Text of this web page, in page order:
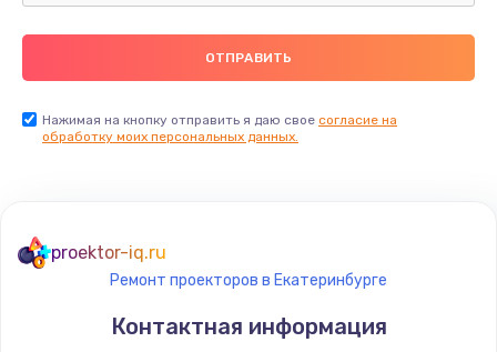
Нажимая на кнопку отправить я даю свое согласие на
обработку моих персональных данных.
proektor-iq.ru
Ремонт проекторов в Екатеринбурге
Контактная информация